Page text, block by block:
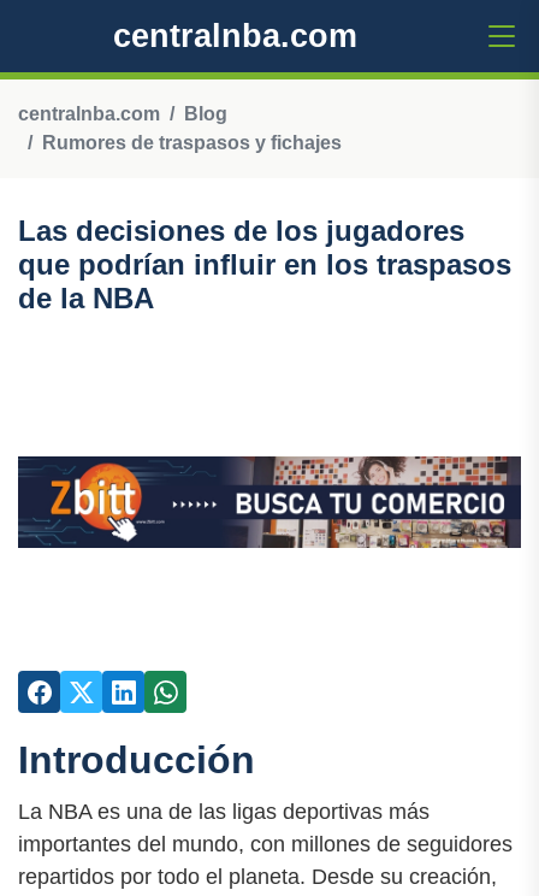
centralnba.com
centralnba.com
Blog
Rumores de traspasos y fichajes
Las decisiones de los jugadores
que podrían influir en los traspasos
de la NBA
Introducción
La NBA es una de las ligas deportivas más
importantes del mundo, con millones de seguidores
repartidos por todo el planeta. Desde su creación,